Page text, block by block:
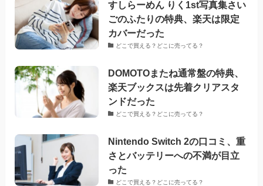
すしらーめん りく1st写真集さい
ごのふたりの特典、楽天は限定
カバーだった
どこで買える？どこに売ってる？
DOMOTOまたね通常盤の特典、
楽天ブックスは先着クリアスタ
ンドだった
どこで買える？どこに売ってる？
Nintendo Switch 2の口コミ、重
さとバッテリーへの不満が目立
った
どこで買える？どこに売ってる？